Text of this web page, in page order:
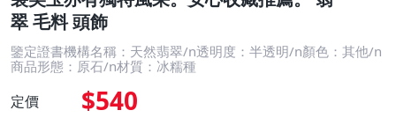
翠 毛料 頭飾
鑒定證書機構名稱：天然翡翠/n透明度：半透明/n顏色：其他/n
商品形態：原石/n材質：冰糯種
定價 $540